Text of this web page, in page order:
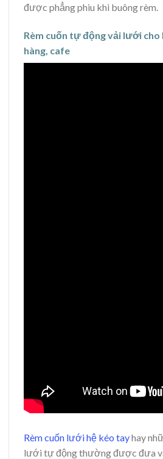
được phẳng phiu khi buông rèm.
Rèm cuốn tự động vải lưới cho
hàng, cafe
Rèm cuốn lưới hệ kéo tayhay
lưới tự động thường được đưa